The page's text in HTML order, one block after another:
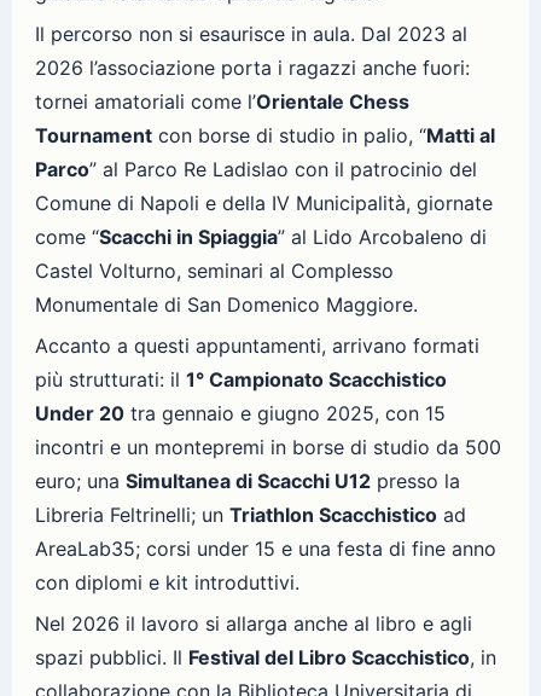
Il percorso non si esaurisce in aula. Dal 2023 al
2026 l’associazione porta i ragazzi anche fuori:
tornei amatoriali come l’Orientale Chess
Tournament con borse di studio in palio, “Matti al
Parco” al Parco Re Ladislao con il patrocinio del
Comune di Napoli e della IV Municipalità, giornate
come “Scacchi in Spiaggia” al Lido Arcobaleno di
Castel Volturno, seminari al Complesso
Monumentale di San Domenico Maggiore.
Accanto a questi appuntamenti, arrivano formati
più strutturati: il 1° Campionato Scacchistico
Under 20 tra gennaio e giugno 2025, con 15
incontri e un montepremi in borse di studio da 500
euro; una Simultanea di Scacchi U12 presso la
Libreria Feltrinelli; un Triathlon Scacchistico ad
AreaLab35; corsi under 15 e una festa di fine anno
con diplomi e kit introduttivi.
Nel 2026 il lavoro si allarga anche al libro e agli
spazi pubblici. Il Festival del Libro Scacchistico, in
collaborazione con la Biblioteca Universitaria di